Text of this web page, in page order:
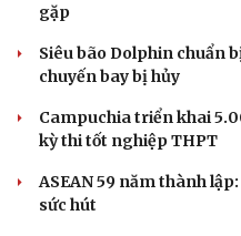
gặp
Siêu bão Dolphin chuẩn
chuyến bay bị hủy
Campuchia triển khai
kỳ thi tốt nghiệp THPT
ASEAN 59 năm thành
sức hút